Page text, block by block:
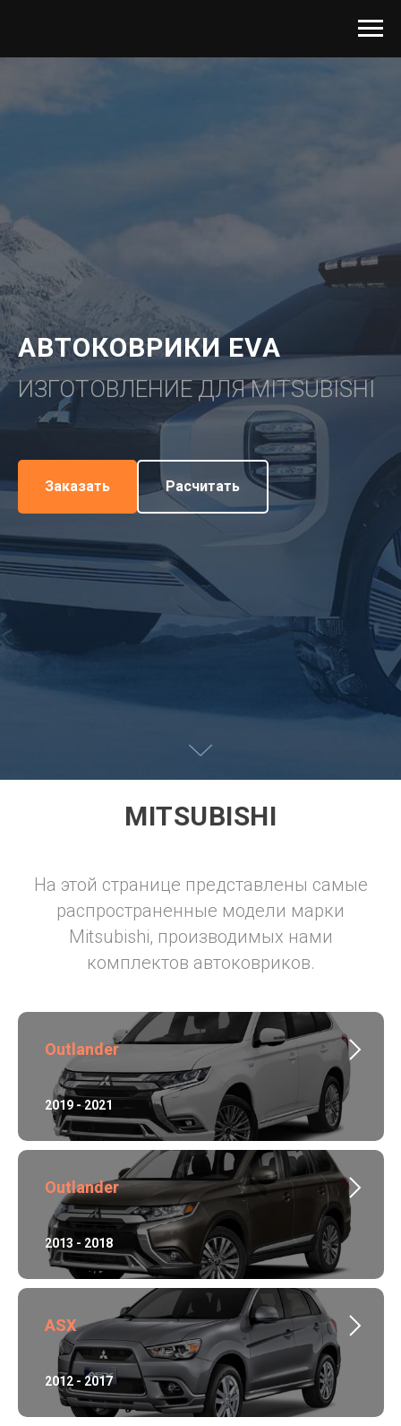
АВТОКОВРИКИ EVA
ИЗГОТОВЛЕНИЕ ДЛЯ MITSUBISHI
Заказать Расчитать
MITSUBISHI
На этой странице представлены самые
распространенные модели марки
Mitsubishi, производимых нами
комплектов автоковриков.
Outlander
2019 - 2021
Outlander
2013 - 2018
ASX
2012 - 2017